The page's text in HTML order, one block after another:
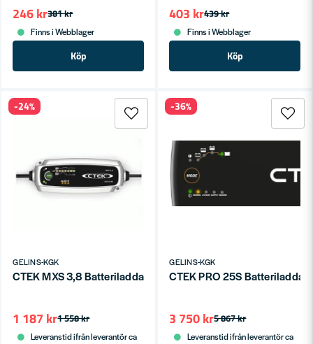
381 kr
246 kr
Finns i Webblager
Köp
439 kr
403 kr
Finns i Webblager
Köp
GELINS-KGK
CTEK MXS 3,8 Batteriladdare 12V (1,2 - 85 ah)
1 558 kr
1 187 kr
Leveranstid ifrån leverantör ca
-24%
GELINS-KGK
CTEK PRO 25S
5 867 kr
3 750 kr
Leveranstid ifrån leverantör ca
-36%